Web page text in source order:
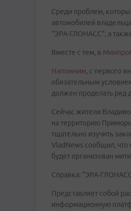
Среди проблем,
автомобилей
"ЭРА-ГЛОНАСС", а также
Вместе с тем, в
Напомним, с первого
обязательным
должен проделать ряд
Сейчас жители
на территорию
тщательно изучить
VladNews сообщил, что
будет организован
Справка: "ЭРА-
Представляет собой
информационную